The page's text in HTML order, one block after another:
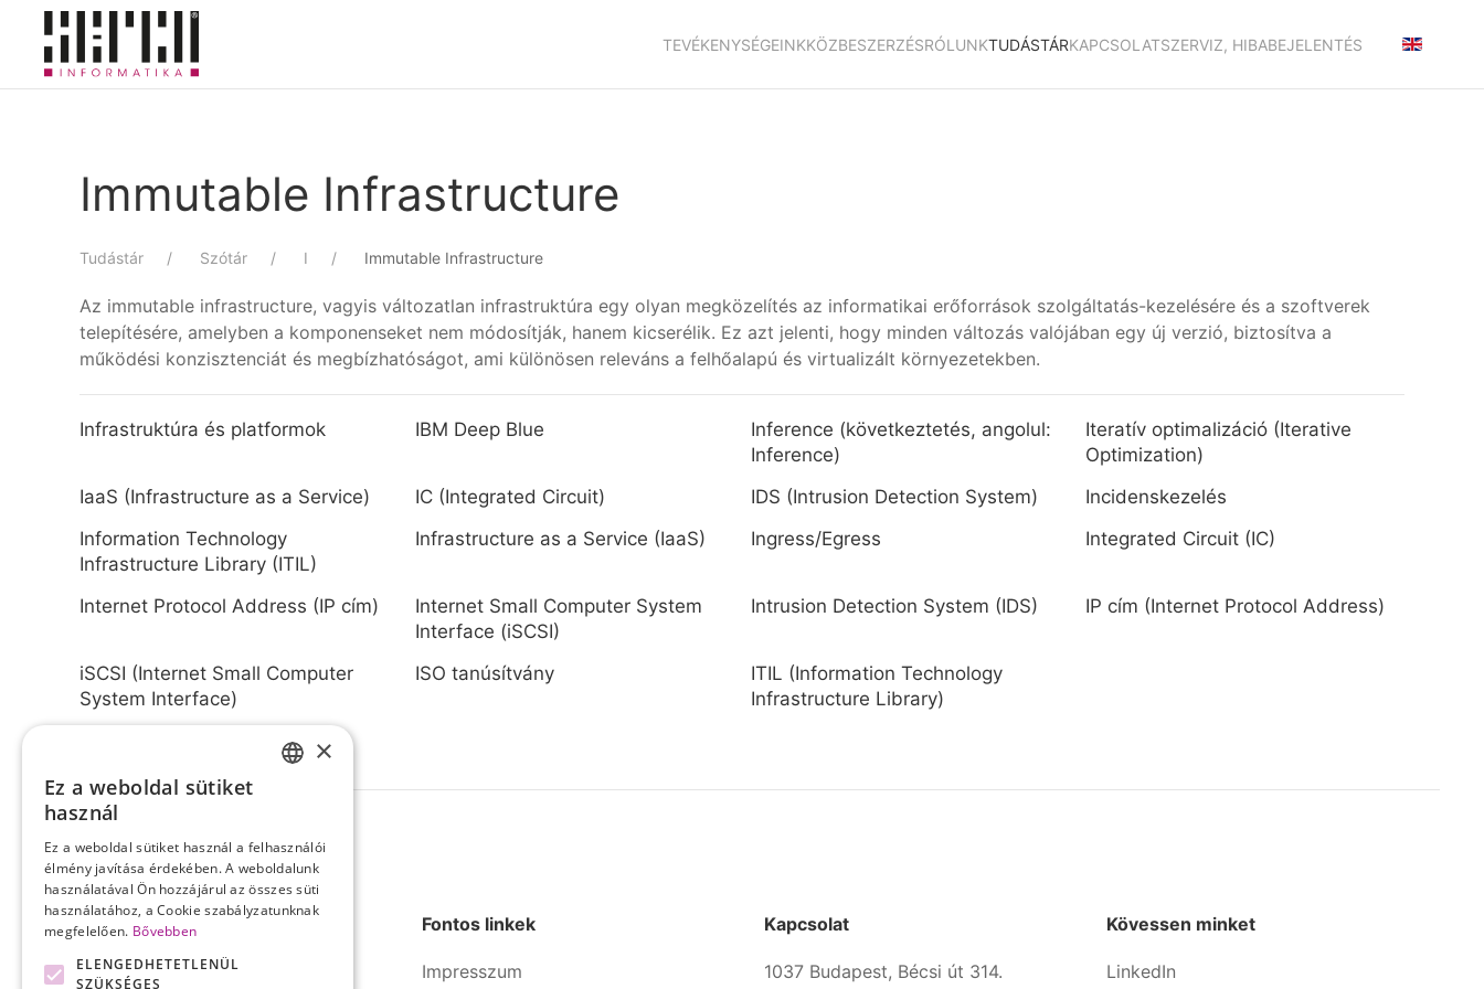
Skip to main content
TEVÉKENYSÉGEINKKÖZBESZERZÉSRÓLUNKTUDÁSTÁRKAPCSOLATSZERVIZ, HIBABEJELENTÉS
Immutable Infrastructure
Tudástár Szótár I Immutable Infrastructure
Az immutable infrastructure, vagyis változatlan infrastruktúra egy olyan megközelítés az informatikai erőforrások szolgáltatás-kezelésére és a szoftverek
telepítésére, amelyben a komponenseket nem módosítják, hanem kicserélik. Ez azt jelenti, hogy minden változás valójában egy új verzió, biztosítva a
működési konzisztenciát és megbízhatóságot, ami különösen releváns a felhőalapú és virtualizált környezetekben.
Infrastruktúra és platformok IBM Deep Blue
Inference (következtetés, angolul:
Inference)
Iteratív optimalizáció (Iterative
Optimization)
IaaS (Infrastructure as a Service)
IC (Integrated Circuit) IDS (Intrusion Detection System)
Incidenskezelés
Information Technology
Infrastructure Library (ITIL)
Infrastructure as a Service (IaaS) Ingress/Egress Integrated Circuit (IC)
Internet Protocol Address (IP cím)
Internet Small Computer System
Interface (iSCSI)
Intrusion Detection System (IDS) IP cím (Internet Protocol Address)
iSCSI (Internet Small Computer
System Interface)
ISO tanúsítvány
ITIL (Information Technology
Infrastructure Library)
Fontos linkek
Impresszum
Kapcsolat
1037 Budapest, Bécsi út 314.
Kövessen minket
LinkedIn
×
Ez a weboldal sütiket
használ
Ez a weboldal sütiket használ a felhasználói
élmény javítása érdekében. A weboldalunk
használatával Ön hozzájárul az összes süti
használatához, a Cookie szabályzatunknak
megfelelően. Bővebben
ELENGEDHETETLENÜL
SZÜKSÉGES